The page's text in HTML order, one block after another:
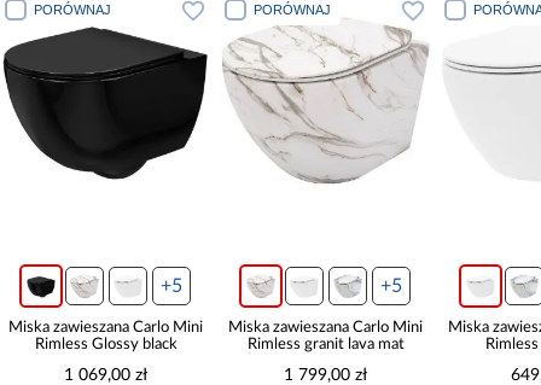
+5
Carlo Mini
Glossy black
zł
PORÓWNAJ
+5
Miska zawieszana Carlo Mini
Rimless granit lava mat
1 799,00 zł
PORÓWNAJ
Miska zawieszana Carlo
Rimless duroplast